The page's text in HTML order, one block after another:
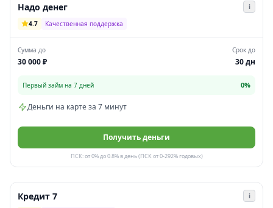
Надо денег
i
4.7
Качественная поддержка
Сумма до
30 000 ₽
Срок до
30 дн
Первый займ на 7 дней 0%
Деньги на карте за 7 минут
Получить деньги
ПСК: от 0% до 0.8% в день (ПСК от 0-292% годовых)
Кредит 7
i